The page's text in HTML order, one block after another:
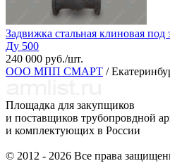
Задвижка стальная клиновая
Ду 500
240 000 руб./шт.
ООО МПП СМАРТ /
Площадка для закупщиков
и поставщиков трубопровдной
и комплектующих в России
© 2012 - 2026 Все права